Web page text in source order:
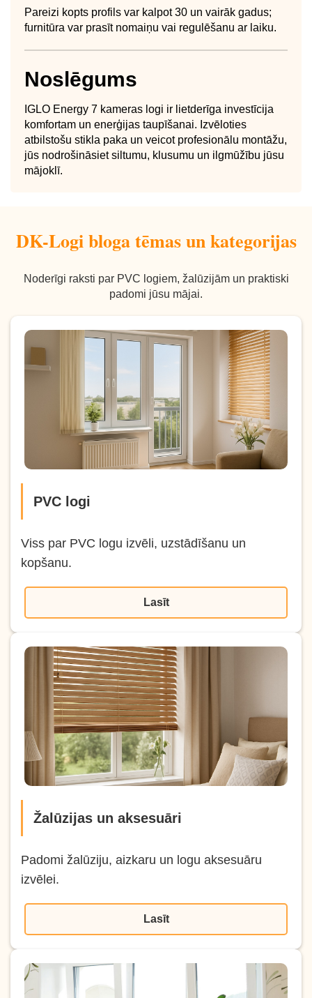
Pareizi kopts profils var kalpot 30 un vairāk gadus;
furnitūra var prasīt nomaiņu vai regulēšanu ar laiku.
Noslēgums
IGLO Energy 7 kameras logi ir lietderīga investīcija
komfortam un enerģijas taupīšanai. Izvēloties
atbilstošu stikla paka un veicot profesionālu montāžu,
jūs nodrošināsiet siltumu, klusumu un ilgmūžību jūsu
mājoklī.
DK-Logi bloga tēmas un kategorijas
Noderīgi raksti par PVC logiem, žalūzijām un praktiski
padomi jūsu mājai.
PVC logi
Viss par PVC logu izvēli, uzstādīšanu un
kopšanu.
Lasīt
Žalūzijas un aksesuāri
Padomi žalūziju, aizkaru un logu aksesuāru
izvēlei.
Lasīt